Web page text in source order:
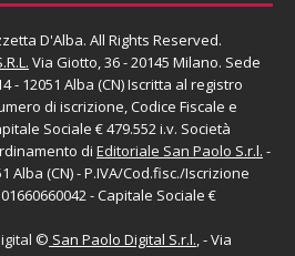
D'Alba. All Rights Reserved.
Via Giotto, 36 - 20145 Milano. Sede
- 12051 Alba (CN) Iscritta al registro
di iscrizione, Codice Fiscale e
Sociale € 479.552 i.v. Società
di Editoriale San Paolo S.r.l. -
Alba (CN) - P.IVA/Cod.fisc./Iscrizione
- Capitale Sociale €
© San Paolo Digital S.r.l., - Via